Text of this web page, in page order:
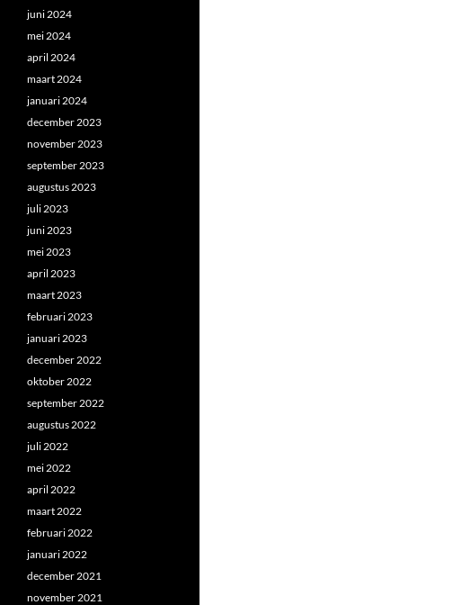
juni 2024
mei 2024
april 2024
maart 2024
januari 2024
december 2023
november 2023
september 2023
augustus 2023
juli 2023
juni 2023
mei 2023
april 2023
maart 2023
februari 2023
januari 2023
december 2022
oktober 2022
september 2022
augustus 2022
juli 2022
mei 2022
april 2022
maart 2022
februari 2022
januari 2022
december 2021
november 2021